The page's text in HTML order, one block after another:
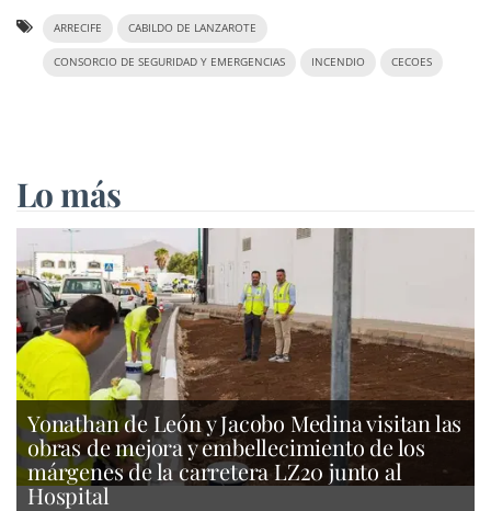
ARRECIFE CABILDO DE LANZAROTE
CONSORCIO DE SEGURIDAD Y EMERGENCIAS INCENDIO CECOES
Lo más
Yonathan de León y Jacobo Medina visitan las
obras de mejora y embellecimiento de los
márgenes de la carretera LZ20 junto al
Hospital